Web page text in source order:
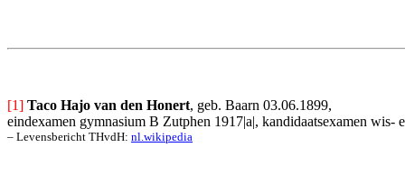
[1] Taco Hajo van den Honert, geb. Baarn 03.06.1899,
eindexamen gymnasium B Zutphen 1917|a|, kandidaatsexamen
– Levensbericht THvdH: nl.wikipedia